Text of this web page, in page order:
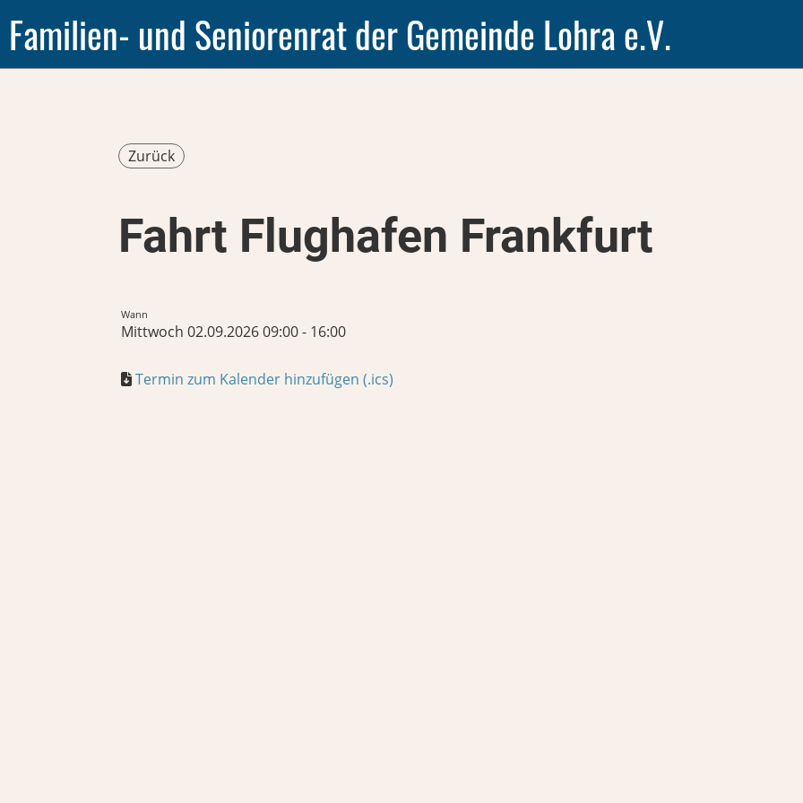
Familien- und Seniorenrat der Gemeinde Lohra e.V.
Zurück
Fahrt Flughafen Frankfurt
Wann
Mittwoch 02.09.2026 09:00 - 16:00
Termin zum Kalender hinzufügen (.ics)